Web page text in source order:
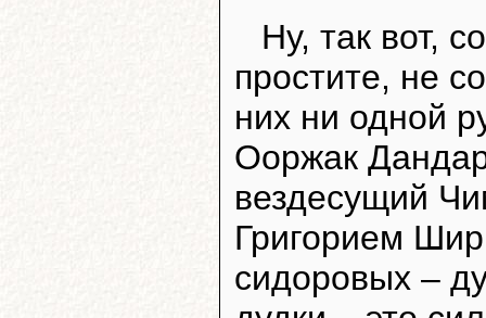
Ну, так вот,
простите, не
них ни одной
Ооржак
вездесущий
Григорием
сидоровых –